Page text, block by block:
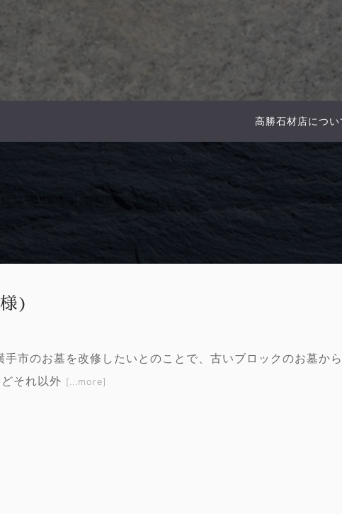
高勝石材店につい
)
市のお墓を改修したいとのことで、古いブロックのお墓か
それ以外 [...more]